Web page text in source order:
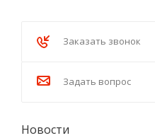
Заказать звонок
Задать вопрос
Новости